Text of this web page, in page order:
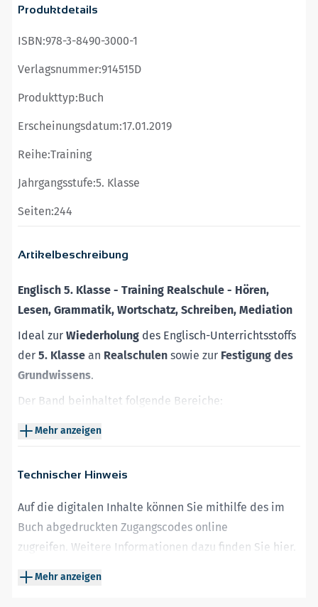
Technischer Hinweis
Auf die digitalen Inhalte können Sie mithilfe des im
Buch abgedruckten Zugangscodes online
zugreifen. Weitere Informationen dazu finden Sie hier.
Die Audio- und Videodateien können auch zur Offline-
Mehr anzeigen
Artikelbeschreibung
Englisch 5. Klasse - Training Realschule - Hören,
Lesen, Grammatik, Wortschatz, Schreiben, Mediation
Ideal zur Wiederholung des Englisch-Unterrichtsstoffs
der 5. Klasse an Realschulen sowie zur Festigung des
Grundwissens.
Der Band beinhaltet folgende Bereiche:
Leseverstehen
Wortschatz
Schreiben
Sprachmittlung
Mit leicht verständlichen Grammatikerklärungen,
Mehr anzeigen
Produktdetails
ISBN:978-3-8490-3000-1
Verlagsnummer:914515D
Produkttyp:Buch
Erscheinungsdatum:17.01.2019
Reihe:Training
Jahrgangsstufe:5. Klasse
Seiten:244